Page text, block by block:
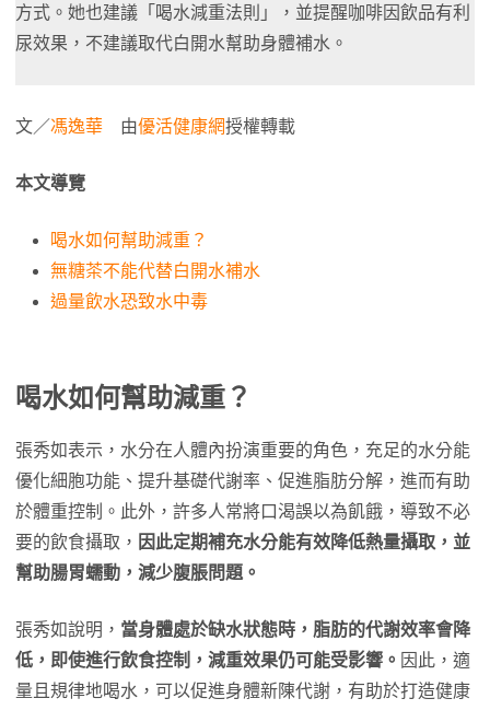
方式。她也建議「喝水減重法則」，並提醒咖啡因飲品有利
尿效果，不建議取代白開水幫助身體補水。
文／馮逸華 由優活健康網授權轉載
本文導覽
喝水如何幫助減重？
無糖茶不能代替白開水補水
過量飲水恐致水中毒
喝水如何幫助減重？
張秀如表示，水分在人體內扮演重要的角色，充足的水分能
優化細胞功能、提升基礎代謝率、促進脂肪分解，進而有助
於體重控制。此外，許多人常將口渴誤以為飢餓，導致不必
要的飲食攝取， 因此定期補充水分能有效降低熱量攝取，並
幫助腸胃蠕動，減少腹脹問題。
張秀如說明， 當身體處於缺水狀態時，脂肪的代謝效率會降
低，即使進行飲食控制，減重效果仍可能受影響。 因此，適
量且規律地喝水，可以促進身體新陳代謝，有助於打造健康